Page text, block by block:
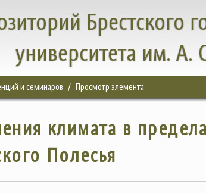
Брестского
университета им. А.
и семинаров Просмотр элемента
климата в
Полесья